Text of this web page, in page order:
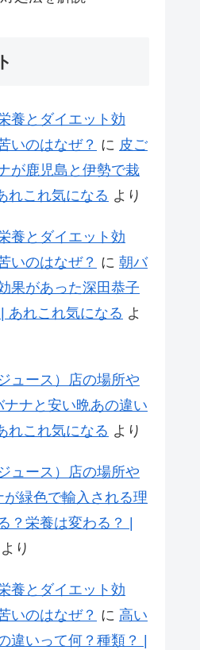
養とダイエット効
いのはなぜ？ に 皮ご
が鹿児島と伊勢で栽
これ気になる より
養とダイエット効
いのはなぜ？ に 朝バ
果があった深田恭子
あれこれ気になる よ
ュース）店の場所や
ナナと安い晩あの違い
れこれ気になる より
ュース）店の場所や
が緑色で輸入される理
？栄養は変わる？ |
より
養とダイエット効
いのはなぜ？ に 高い
違いって何？種類？ |